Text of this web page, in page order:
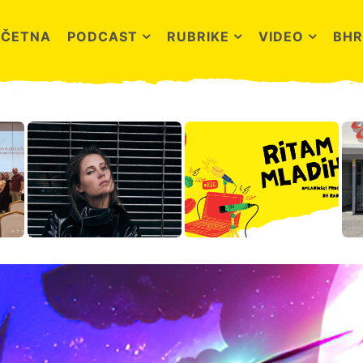
PODCAST RUBRIKE VIDEO